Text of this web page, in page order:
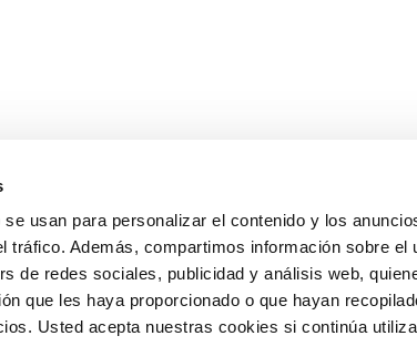
usan para personalizar el contenido y los
tráfico. Además, compartimos información sobre el
de redes sociales, publicidad y análisis web,
que les haya proporcionado o que hayan
Usted acepta nuestras cookies si continúa